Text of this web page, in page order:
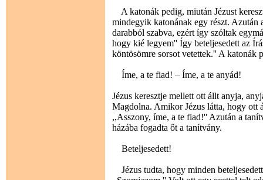
A katonák pedig, miután Jézust
mindegyik katonának egy részt.
darabból szabva, ezért így szóltak
hogy kié legyem'' Így beteljesedett az
köntösömre sorsot vetettek.'' A katonák
Íme, a te fiad! – Íme, a te anyád!
Jézus keresztje mellett ott állt anyja,
Magdolna. Amikor Jézus látta, hogy ott
,,Asszony, íme, a te fiad!'' Azután a
házába fogadta őt a tanítvány.
Beteljesedett!
Jézus tudta, hogy minden